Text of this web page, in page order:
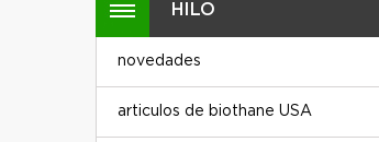
HILO
novedades
articulos de biothane USA